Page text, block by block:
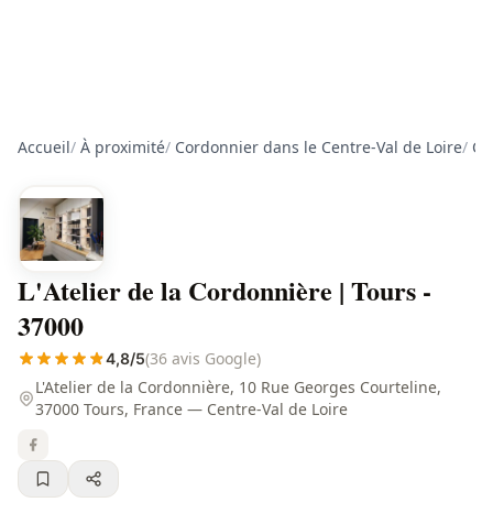
Accueil/ À proximité/ Cordonnier dans le Centre-Val de Loire/
L'Atelier de la Cordonnière | Tours -
37000
4,8/5(36 avis Google)
L'Atelier de la Cordonnière, 10 Rue Georges Courteline,
37000 Tours, France — Centre-Val de Loire